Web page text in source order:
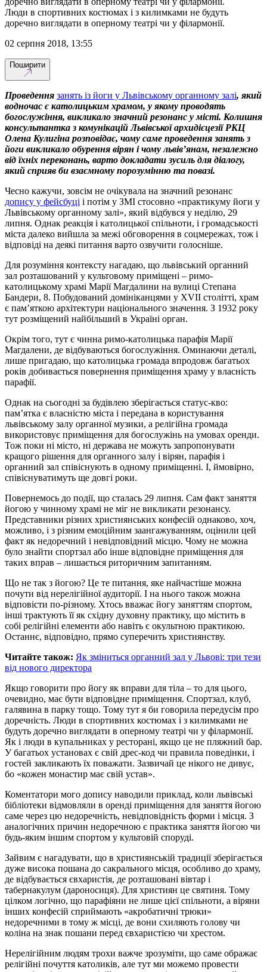
Люди в спортивних костюмах і з килимками не будуть
доречно виглядати в оперному театрі чи у філармонії.
02 серпня 2018, 13:55
Поширити
Проведення занять із йоги у Львівському органному залі, який
водночас є католицьким храмом, у якому проводять
богослужіння, викликало значний резонанс у місті. Колишня
консультантка з комунікацій Львівської архидієцезії РКЦ
Олена Кулигіна розповідає, чому саме проведення занять з
йоги викликало обурення вірян і чому львів’янам, незалежно
від їхніх переконань, варто докладати зусиль для діалогу,
який сприяв би взаємному порозумінню та повазі.
Чесно кажучи, зовсім не очікувала на значний резонанс
допису у фейсбуці і потім у ЗМІ стосовно «практикуму йоги у
Львівському органному залі», який відбувся у неділю, 29
липня. Однак реакція і католицької спільноти, і громадськості
міста далеко вийшла за межі обговорення в соцмережах, тож і
відповіді на деякі питання варто озвучити голосніше.
Для розуміння контексту нагадаю, що львівський органний
зал розташований у культовому приміщені – римо-
католицькому храмі Марії Магдалини на вулиці Степана
Бандери, 8. Побудований домініканцями у XVII столітті, храм
є пам’яткою архітектури національного значення. З 1932 року
тут розміщений найбільший в Україні орган.
Окрім того, тут є чинна римо-католицька парафія Марії
Магдалени, де відбуваються богослужіння. Оминаючи деталі,
лише пригадаю, що католицька громада впродовж багатьох
років добивається повернення приміщення храму у власність
парафії.
Однак на сьогодні за будівлею зберігається статус-кво:
пам’ятка є власністю міста і передана в користування
львівському залу органної музики, а релігійна громада
використовує приміщення для богослужінь на умовах оренди.
Тож поки ні місто, ні держава не можуть запропонувати
кращого рішення для органного залу і вірян, парафія і
органний зал співіснують в одному приміщенні. І, ймовірно,
співіснуватимуть ще довгі роки.
Повернемось до події, що сталась 29 липня. Сам факт заняття
йогою у чинному храмі не міг не викликати резонансу.
Представники різних християнських конфесій однаково, хоч,
можливо, і з різним емоційним заангажуванням, оцінили цей
факт як недоречний і невідповідний місцю. Чому не можна
було знайти спортзал або інше відповідне приміщення для
таких вправ – лишається риторичним запитанням.
Що не так з йогою? Це те питання, яке найчастіше можна
почути від нерелігійної аудиторії. І на нього також можна
відповісти по-різному. Хтось вважає йогу заняттям спортом,
інші трактують її як східну духовну практику, що містить в
собі релігійні елементи або навіть є окультною практикою.
Останнє, відповідно, прямо суперечить християнству.
Читайте також: Як зміниться органний зал у Львові: три тези
від нового директора
Якщо говорити про йогу як вправи для тіла – то для цього,
очевидно, має бути відповідне приміщення. Спортзал, клуб,
галявина в парку тощо. Тому тут я би говорила передусім про
доречність. Люди в спортивних костюмах і з килимками не
будуть доречно виглядати в оперному театрі чи у філармонії.
Як і люди в купальниках у ресторані, якщо це не пляжний бар.
У багатьох установах є свій дрес-код чи правила поведінки, і
гостей закликають їх поважати. Зазвичай це нікого не дивує,
бо «кожен монастир має свій устав».
Коментатори мого допису наводили приклад, коли львівські
бібліотеки відмовляли в оренді приміщення для заняття йогою
саме через цю недоречність, невідповідність форми і місця. З
аналогічних причин недоречною є практика заняття йогою чи
будь-яким іншим спортом у культовій споруді.
Зайвим є нагадувати, що в християнській традиції зберігається
дуже висока пошана до сакрального місця, особливо до храму,
де відбувається євхаристія, де розташовані вівтар і
табернакулум (дароносиця). Для християн це святиня. Тому
цілком логічно, що парафіяни не лише цієї спільноти, а віряни
інших конфесій сприймають «акробатичні трюки»
недоречними в тому ж місці, де вони схиляють голову чи
коліна на знак пошани перед євхаристією чи хрестом.
Нерелігійним людям трохи важче зрозуміти, що саме ображає
релігійні почуття католиків, але тут ми можемо провести